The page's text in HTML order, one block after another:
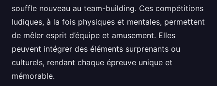
souffle nouveau au team-building. Ces compétitions
ludiques, à la fois physiques et mentales, permettent
de mêler esprit d’équipe et amusement. Elles
peuvent intégrer des éléments surprenants ou
culturels, rendant chaque épreuve unique et
mémorable.